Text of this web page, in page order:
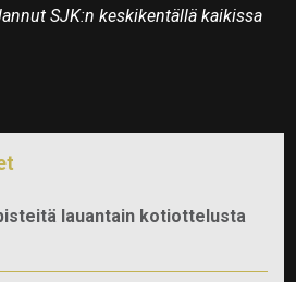
SJK:n keskikentällä kaikissa
lauantain kotiottelusta